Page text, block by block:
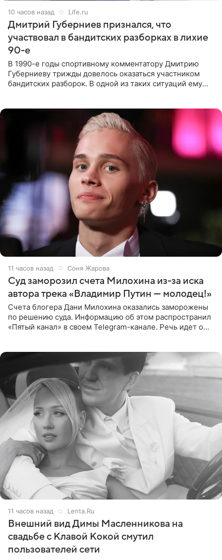
10 часов назад Life.ru
Дмитрий Губерниев признался, что
участвовал в бандитских разборках в лихие
90-е
В 1990-е годы спортивному комментатору Дмитрию
Губерниеву трижды довелось оказаться участником
бандитских разборок. В одной из таких ситуаций ему
11 часов назад Соня Жарова
Суд заморозил счета Милохина из-за иска
автора трека «Владимир Путин — молодец!»
Счета блогера Дани Милохина оказались заморожены
по решению суда. Информацию об этом распространил
«Пятый канал» в своем Telegram-канале. Речь идет о
11 часов назад Lenta.Ru
Внешний вид Димы Масленникова на
свадьбе с Клавой Кокой смутил
пользователей сети